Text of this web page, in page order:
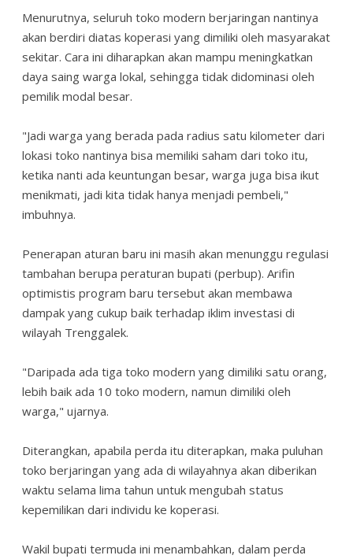
Menurutnya, seluruh toko modern berjaringan nantinya
akan berdiri diatas koperasi yang dimiliki oleh masyarakat
sekitar. Cara ini diharapkan akan mampu meningkatkan
daya saing warga lokal, sehingga tidak didominasi oleh
pemilik modal besar.
"Jadi warga yang berada pada radius satu kilometer dari
lokasi toko nantinya bisa memiliki saham dari toko itu,
ketika nanti ada keuntungan besar, warga juga bisa ikut
menikmati, jadi kita tidak hanya menjadi pembeli,"
imbuhnya.
Penerapan aturan baru ini masih akan menunggu regulasi
tambahan berupa peraturan bupati (perbup). Arifin
optimistis program baru tersebut akan membawa
dampak yang cukup baik terhadap iklim investasi di
wilayah Trenggalek.
"Daripada ada tiga toko modern yang dimiliki satu orang,
lebih baik ada 10 toko modern, namun dimiliki oleh
warga," ujarnya.
Diterangkan, apabila perda itu diterapkan, maka puluhan
toko berjaringan yang ada di wilayahnya akan diberikan
waktu selama lima tahun untuk mengubah status
kepemilikan dari individu ke koperasi.
Wakil bupati termuda ini menambahkan, dalam perda